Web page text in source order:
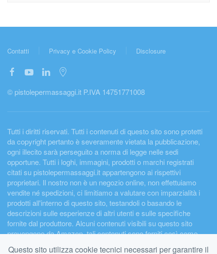
Contatti Privacy e Cookie Policy Disclosure
© pistolepermassaggi.it P.IVA 14751771008
Tutti i diritti riservati. Tutti i contenuti di questo sito sono protetti
da copyright pertanto è severamente vietata la pubblicazione,
ogni illecito sarà perseguito a norma di legge nelle sedi
opportune. Tutti i loghi, immagini, prodotti o marchi registrati
citati su pistolepermassaggi.it appartengono ai rispettivi
proprietari. Il nostro non è un negozio online, non effettuiamo
vendite né spedizioni, ci limitiamo a valutare con imparzialità i
prodotti all'interno di questo sito, testandoli o basando le
descrizioni sulle esperienze di altri utenti e sulle specifiche
fornite dal produttore. Alcuni contenuti visibili su questo sito
provengono da Amazon, tali contenuti sono forniti così come
Questo sito utilizza cookie tecnici necessari per garantire il